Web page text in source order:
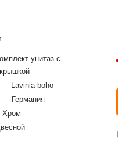
унитаз с
Lavinia boho
Германия
Хром